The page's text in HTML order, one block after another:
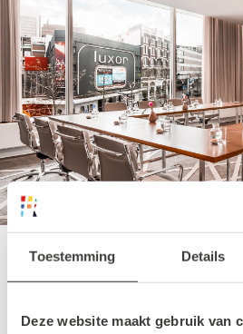
Toestemming Details
Deze website maakt gebruik van
Hilton Event
Solutions